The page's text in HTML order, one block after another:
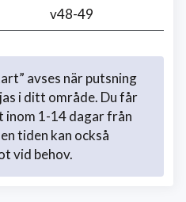
v48-49
avses när putsning
i ditt område. Du får
inom 1-14 dagar från
tiden kan också
vid behov.